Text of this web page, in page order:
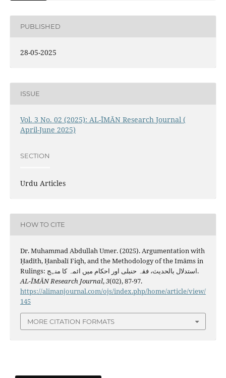
PUBLISHED
28-05-2025
ISSUE
Vol. 3 No. 02 (2025): AL-ĪMĀN Research Journal (
April-June 2025)
SECTION
Urdu Articles
HOW TO CITE
Dr. Muhammad Abdullah Umer. (2025). Argumentation with
Ḥadīth, Ḥanbalī Fiqh, and the Methodology of the Imāms in
Rulings: استدلال بالحدیث، فقہ حنبلی اور احکام میں ائمہ کا منہج.
AL-ĪMĀN Research Journal,3(02), 87-97.
https://alimanjournal.com/ojs/index.php/home/article/view/
145
MORE CITATION FORMATS